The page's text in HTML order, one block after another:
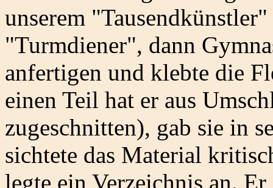
unserem
"Turmdiener", dann
anfertigen und klebte die
einen Teil hat er aus
zugeschnitten), gab sie in
sichtete das Material
legte ein Verzeichnis an.